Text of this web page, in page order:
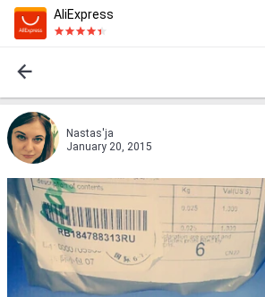
AliExpress
Nastas'ja
January 20, 2015